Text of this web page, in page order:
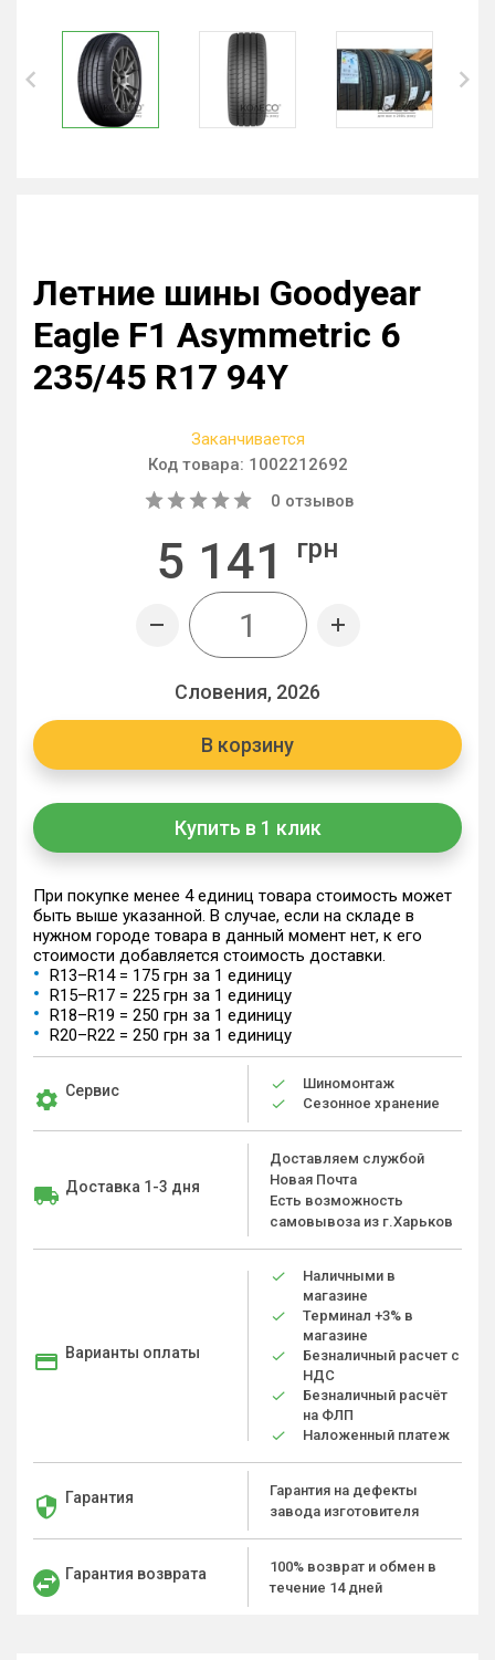
Летние шины Goodyear
Eagle F1 Asymmetric 6
235/45 R17 94Y
Заканчивается
Код товара: 1002212692
0 отзывов
5 141 грн
Словения, 2026
В корзину
Купить в 1 клик
При покупке менее 4 единиц товара стоимость может
быть выше указанной. В случае, если на складе в
нужном городе товара в данный момент нет, к его
стоимости добавляется стоимость доставки.
R13–R14 = 175 грн за 1 единицу
R15–R17 = 225 грн за 1 единицу
R18–R19 = 250 грн за 1 единицу
R20–R22 = 250 грн за 1 единицу
Сервис
Шиномонтаж
Сезонное хранение
Доставка 1-3 дня
Доставляем службой
Новая Почта
Есть возможность
самовывоза из г.Харьков
Варианты оплаты
Наличными в
магазине
Терминал +3% в
магазине
Безналичный расчет с
НДС
Безналичный расчёт
на ФЛП
Наложенный платеж
Гарантия
Гарантия на дефекты
завода изготовителя
Гарантия возврата
100% возврат и обмен в
течение 14 дней